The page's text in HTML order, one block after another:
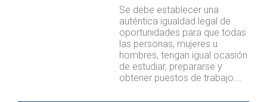
Se debe establecer una
auténtica igualdad legal de
oportunidades para que todas
las personas, mujeres u
hombres, tengan igual ocasión
de estudiar, prepararse y
obtener puestos de trabajo.…